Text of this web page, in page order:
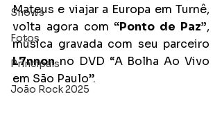
Shows
Fotos
Principais
João Rock 2025
Mateus e viajar a Europa em Turnê,
volta agora com “Ponto de Paz”,
L7nnon no DVD “A Bolha Ao Vivo
em São Paulo”.